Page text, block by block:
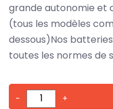
grande autonomie et
(tous les modèles
dessous)Nos
toutes les normes de
- +